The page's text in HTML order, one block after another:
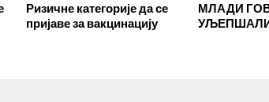
Ризичне категорије да се
пријаве за вакцинацију
МЛАДИ
УЉЕПШАЛИ